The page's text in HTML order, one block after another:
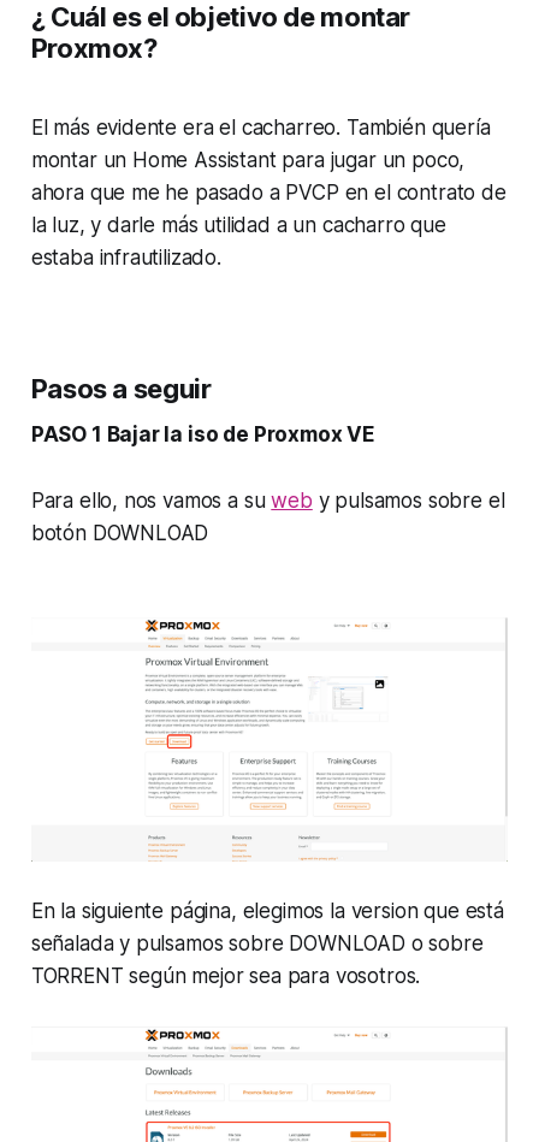
¿ Cuál es el objetivo de montar
Proxmox?
El más evidente era el cacharreo. También quería
montar un Home Assistant para jugar un poco,
ahora que me he pasado a PVCP en el contrato de
la luz, y darle más utilidad a un cacharro que
estaba infrautilizado.
Pasos a seguir
PASO 1 Bajar la iso de Proxmox VE
Para ello, nos vamos a suweb y pulsamos sobre el
botón DOWNLOAD
En la siguiente página, elegimos la version que está
señalada y pulsamos sobre DOWNLOAD o sobre
TORRENT según mejor sea para vosotros.